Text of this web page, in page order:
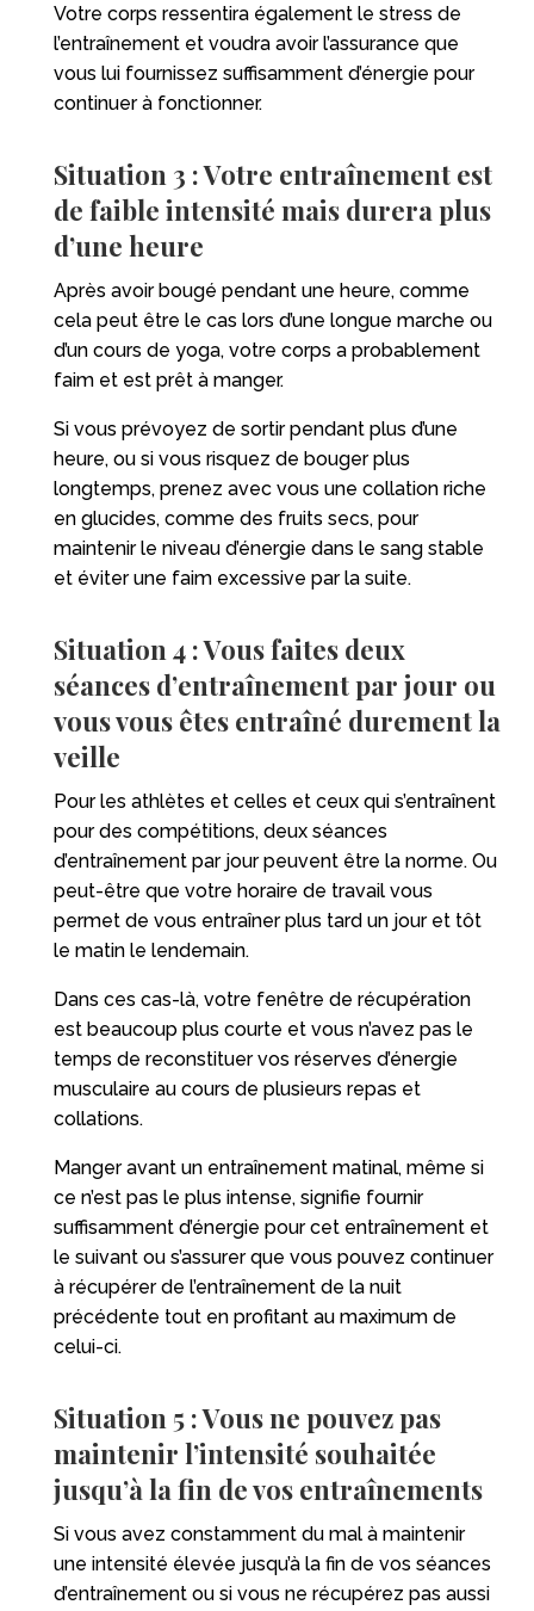
Votre corps ressentira également le stress de
l’entraînement et voudra avoir l’assurance que
vous lui fournissez suffisamment d’énergie pour
continuer à fonctionner.
Situation 3 : Votre entraînement est
de faible intensité mais durera plus
d’une heure
Après avoir bougé pendant une heure, comme
cela peut être le cas lors d’une longue marche ou
d’un cours de yoga, votre corps a probablement
faim et est prêt à manger.
Si vous prévoyez de sortir pendant plus d’une
heure, ou si vous risquez de bouger plus
longtemps, prenez avec vous une collation riche
en glucides, comme des fruits secs, pour
maintenir le niveau d’énergie dans le sang stable
et éviter une faim excessive par la suite.
Situation 4 : Vous faites deux
séances d’entraînement par jour ou
vous vous êtes entraîné durement la
veille
Pour les athlètes et celles et ceux qui s’entraînent
pour des compétitions, deux séances
d’entraînement par jour peuvent être la norme. Ou
peut-être que votre horaire de travail vous
permet de vous entraîner plus tard un jour et tôt
le matin le lendemain.
Dans ces cas-là, votre fenêtre de récupération
est beaucoup plus courte et vous n’avez pas le
temps de reconstituer vos réserves d’énergie
musculaire au cours de plusieurs repas et
collations.
Manger avant un entraînement matinal, même si
ce n’est pas le plus intense, signifie fournir
suffisamment d’énergie pour cet entraînement et
le suivant ou s’assurer que vous pouvez continuer
à récupérer de l’entraînement de la nuit
précédente tout en profitant au maximum de
celui-ci.
Situation 5 : Vous ne pouvez pas
maintenir l’intensité souhaitée
jusqu’à la fin de vos entraînements
Si vous avez constamment du mal à maintenir
une intensité élevée jusqu’à la fin de vos séances
d’entraînement ou si vous ne récupérez pas aussi